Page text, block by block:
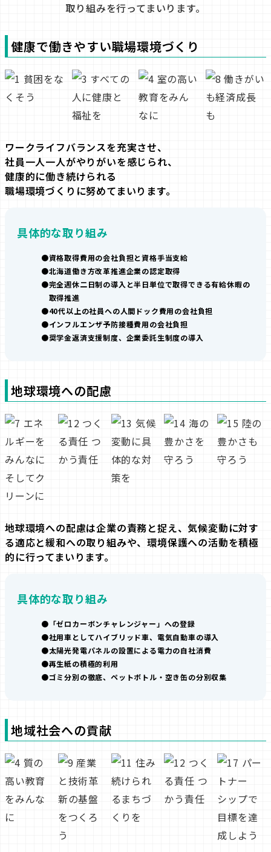
取り組みを行ってまいります。
健康で働きやすい職場環境づくり
ワークライフバランスを充実させ、
社員一人一人がやりがいを感じられ、
健康的に働き続けられる
職場環境づくりに努めてまいります。
具体的な取り組み
資格取得費用の会社負担と資格手当支給
北海道働き方改革推進企業の認定取得
完全週休二日制の導入と半日単位で取得できる有給休暇の
取得推進
40代以上の社員への人間ドック費用の会社負担
インフルエンザ予防接種費用の会社負担
奨学金返済支援制度、企業委託生制度の導入
地球環境への配慮
地球環境への配慮は企業の責務と捉え、気候変動に対す
る適応と緩和への取り組みや、環境保護への活動を積極
的に行ってまいります。
具体的な取り組み
「ゼロカーボンチャレンジャー」への登録
社用車としてハイブリッド車、電気自動車の導入
太陽光発電パネルの設置による電力の自社消費
再生紙の積極的利用
ゴミ分別の徹底、ペットボトル・空き缶の分別収集
地域社会への貢献